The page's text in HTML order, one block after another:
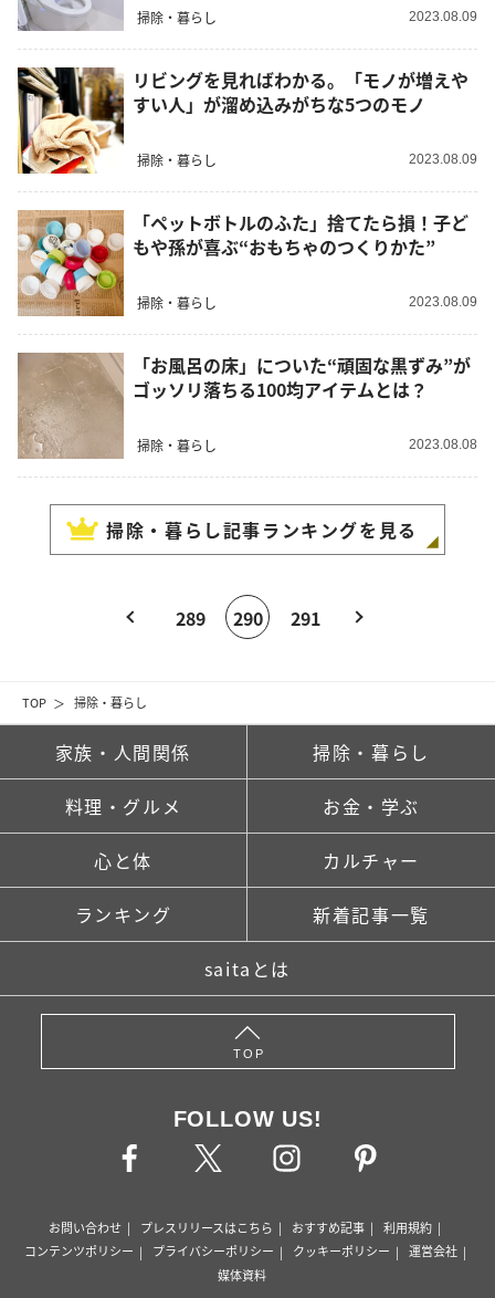
TOP 掃除・暮らし
掃除・暮らし 2023.08.09
リビングを見ればわかる。「モノが増えや
すい人」が溜め込みがちな5つのモノ
掃除・暮らし 2023.08.09
「ペットボトルのふた」捨てたら損！子ど
もや孫が喜ぶ“おもちゃのつくりかた”
掃除・暮らし 2023.08.09
「お風呂の床」についた“頑固な黒ずみ”が
ゴッソリ落ちる100均アイテムとは？
掃除・暮らし 2023.08.08
掃除・暮らし記事ランキングを見る
289 290 291
家族・人間関係 掃除・暮らし
料理・グルメ お金・学ぶ
心と体 カルチャー
ランキング 新着記事一覧
saitaとは
TOP
FOLLOW US!
お問い合わせ プレスリリースはこちら おすすめ記事
利用規約
コンテンツポリシー
プライバシーポリシー クッキーポリシー
運営会社
媒体資料